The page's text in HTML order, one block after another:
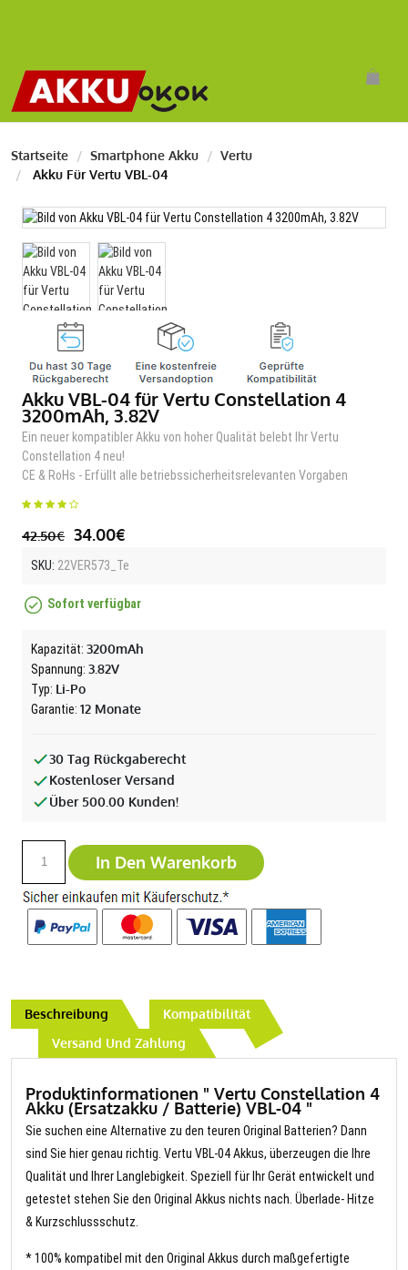
Startseite Smartphone Akku
Vertu
Akku Für Vertu VBL-04
Akku VBL-04 für Vertu Constellation 4
3200mAh, 3.82V
Ein neuer kompatibler Akku von hoher Qualität belebt Ihr Vertu
Constellation 4 neu!
CE & RoHs - Erfüllt alle betriebssicherheitsrelevanten Vorgaben
42.50€ 34.00€
SKU: 22VER573_Te
Sofort verfügbar
Kapazität: 3200mAh
Spannung: 3.82V
Typ: Li-Po
Garantie: 12 Monate
30 Tag Rückgaberecht
Kostenloser Versand
Über 500.00 Kunden!
In Den Warenkorb
Beschreibung
Kompatibilität
Versand Und Zahlung
Produktinformationen " Vertu Constellation 4
Akku (Ersatzakku / Batterie) VBL-04 "
Sie suchen eine Alternative zu den teuren Original Batterien? Dann
sind Sie hier genau richtig. Vertu VBL-04 Akkus, überzeugen die Ihre
Qualität und Ihrer Langlebigkeit. Speziell für Ihr Gerät entwickelt und
getestet stehen Sie den Original Akkus nichts nach. Überlade- Hitze
& Kurzschlussschutz.
* 100% kompatibel mit den Original Akkus durch maßgefertigte